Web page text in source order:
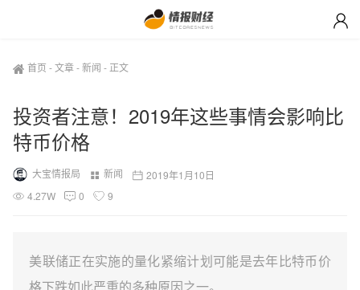
首页 -文章-新闻 - 正文
投资者注意！2019年这些事情会影响比
特币价格
大宝情报局 新闻
2019年1月10日
4.27W
0 9
美联储正在实施的量化紧缩计划可能是去年比特币价
格下跌如此严重的多种原因之一。